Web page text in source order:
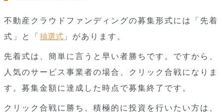
不動産クラウドファンディングの募集形式には「先着
式」と「 抽選式 」があります。
先着式は、簡単に言うと早い者勝ちです。ですから、
人気のサービス事業者の場合、クリック合戦になりま
す。募集金額に達成した時点で募集終了です。
クリック合戦に勝ち、積極的に投資を行いたい方は、